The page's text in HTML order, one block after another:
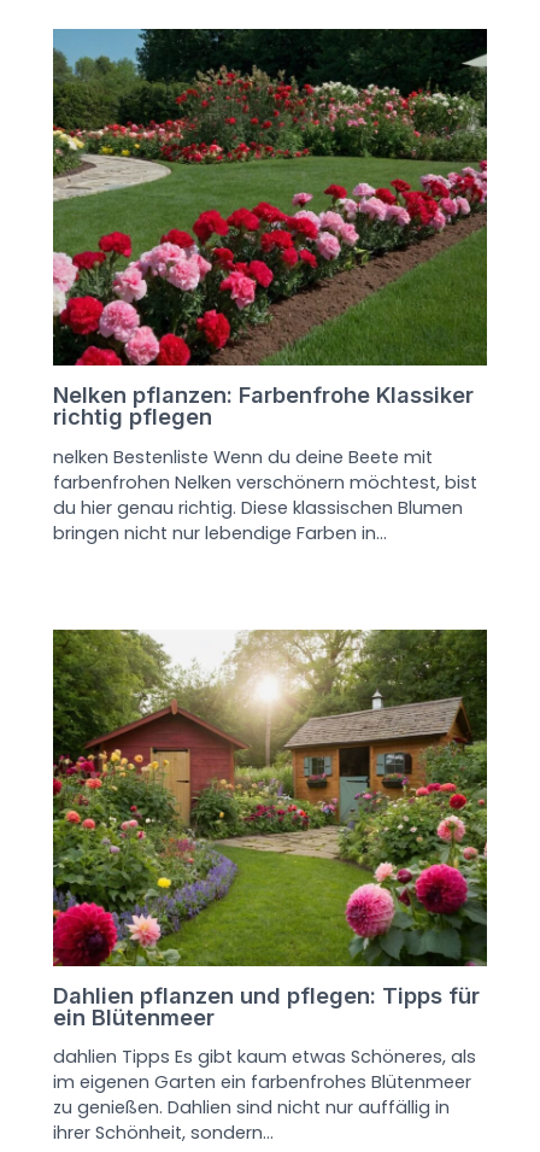
Nelken pflanzen: Farbenfrohe Klassiker
richtig pflegen
nelken Bestenliste Wenn du deine Beete mit
farbenfrohen Nelken verschönern möchtest, bist
du hier genau richtig. Diese klassischen Blumen
bringen nicht nur lebendige Farben in…
Dahlien pflanzen und pflegen: Tipps für
ein Blütenmeer
dahlien Tipps Es gibt kaum etwas Schöneres, als
im eigenen Garten ein farbenfrohes Blütenmeer
zu genießen. Dahlien sind nicht nur auffällig in
ihrer Schönheit, sondern…